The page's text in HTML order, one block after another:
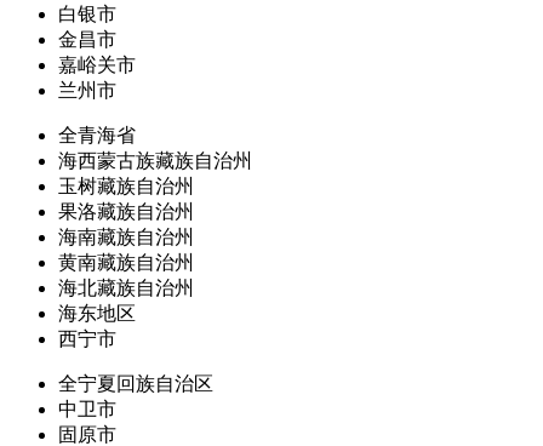
白银市
金昌市
嘉峪关市
兰州市
全青海省
海西蒙古族藏族自治州
玉树藏族自治州
果洛藏族自治州
海南藏族自治州
黄南藏族自治州
海北藏族自治州
海东地区
西宁市
全宁夏回族自治区
中卫市
固原市